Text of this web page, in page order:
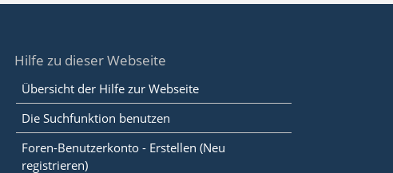
Hilfe zu dieser Webseite
Übersicht der Hilfe zur Webseite
Die Suchfunktion benutzen
Foren-Benutzerkonto - Erstellen (Neu
registrieren)